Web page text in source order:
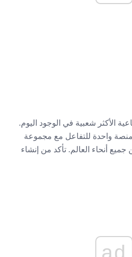
الأكثر شعبية في الوجود اليوم.
واحدة للتفاعل مع مجموعة
أنحاء العالم. تأكد من إنشاء
ad